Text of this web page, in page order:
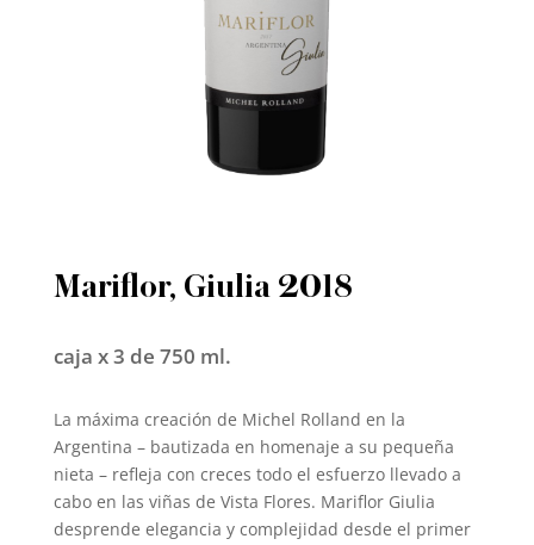
Mariflor, Giulia 2018
caja x 3 de 750 ml.
La máxima creación de Michel Rolland en la
Argentina – bautizada en homenaje a su pequeña
nieta – refleja con creces todo el esfuerzo llevado a
cabo en las viñas de Vista Flores. Mariflor Giulia
desprende elegancia y complejidad desde el primer